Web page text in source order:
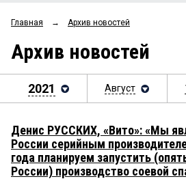
ОБЩЕСТВО
ЗАКОН
НОВОСТИ КОМПАНИЙ
СТИЛЬ ЖИЗНИ
Главная → Архив новостей
Архив новостей
2021 Август
Денис РУССКИХ, «Вито»: «Мы
России серийным
года планируем запустить
России) производство соевой